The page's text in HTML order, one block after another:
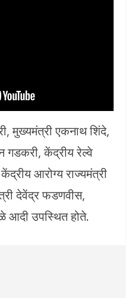
मुख्यमंत्री एकनाथ शिंदे,
गडकरी, केंद्रीय रेल्वे
आरोग्य राज्यमंत्री
देवेंद्र फडणवीस,
उपस्थित होते.